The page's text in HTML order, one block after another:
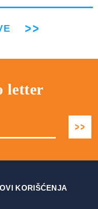
letter
KORIŠĆENJA